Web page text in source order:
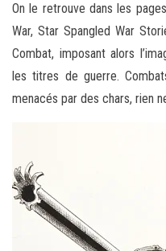
On le retrouve dans les
War, Star Spangled War
Combat, imposant alors
les titres de guerre.
menacés par des chars, rien